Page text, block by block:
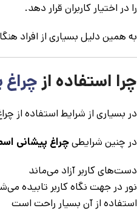
را در اختیار کاربران قرار دهد.
به همین دلیل بسیاری از افراد
چرا استفاده ازچراغ
در بسیاری از شرایط استفاده از
در چنین شرایطیچراغ پیشانی
دست‌های کاربر آزاد می‌ماند
نور در جهت نگاه کاربر تابیده
استفاده از آن بسیار راحت است